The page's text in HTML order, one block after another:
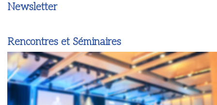
Newsletter
Rencontres et Séminaires